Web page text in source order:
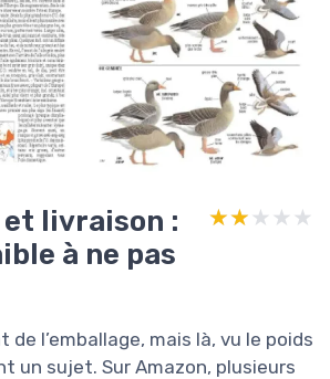
et livraison :
à ne pas
★★★★★
★★★★★
de l’emballage, mais là, vu le poids
un sujet. Sur Amazon, plusieurs